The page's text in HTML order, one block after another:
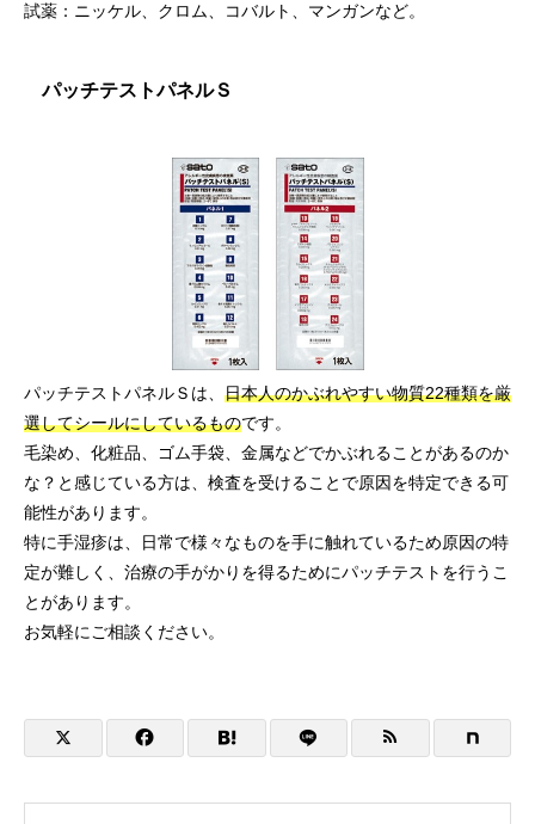
試薬：ニッケル、クロム、コバルト、マンガンなど。
パッチテストパネルＳ
パッチテストパネルＳは、 日本人のかぶれやすい物質22種類を厳
選してシールにしているものです。
毛染め、化粧品、ゴム手袋、金属などでかぶれることがあるのか
な？と感じている方は、検査を受けることで原因を特定できる可
能性があります。
特に手湿疹は、日常で様々なものを手に触れているため原因の特
定が難しく、治療の手がかりを得るためにパッチテストを行うこ
とがあります。
お気軽にご相談ください。